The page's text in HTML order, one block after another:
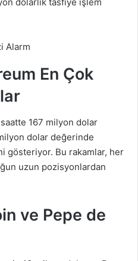
En Çok
167 milyon dolar
dolar değerinde
gösteriyor. Bu rakamlar, her
uzun pozisyonlardan
ve Pepe de